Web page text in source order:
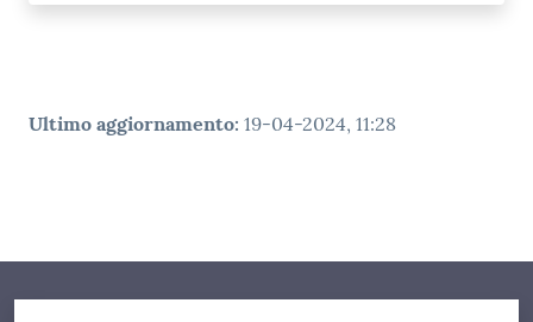
Ultimo aggiornamento: 19-04-2024, 11:28